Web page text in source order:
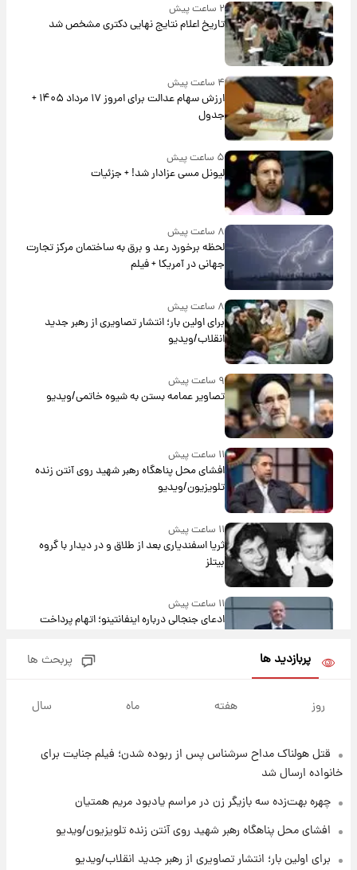
۲ ساعت پیش
تاریخ اعلام نتایج نهایی دکتری مشخص شد
۴ ساعت پیش
ارزش سهام عدالت برای امروز ۱۷ مرداد ۱۴۰۵ +
جدول
۵ ساعت پیش
لیونل مسی عزادار شد! + جزئیات
۸ ساعت پیش
لحظه برخورد رعد و برق به ساختمان مرکز تجارت
جهانی در آمریکا + فیلم
۸ ساعت پیش
برای اولین بار؛ انتشار تصاویری از رهبر جدید
انقلاب/ویدیو
۹ ساعت پیش
تصاویر عمامه بستن به شیوه خاتمی/ویدیو
۱۱ ساعت پیش
افشای محل پناهگاه‌ رهبر شهید روی آنتن زنده
تلویزیون/ویدیو
۱۱ ساعت پیش
ثریا اسفندیاری بعد از طلاق و در دیدار با گروه
بیتلز
۱۱ ساعت پیش
ادعای جنجالی درباره اینفانتینو؛ اتهام پرداخت
آلزایمر و زوال عقل افزایش می‌یابد؟
۱۲ ساعت پیش
۱۲ ساعت پیش
مرداد ۱۴۰۵ +جدول
پربازدید ها پربحث ها
روز هفته ماه سال
قتل هولناک مداح سرشناس پس از ربوده شدن؛ فیلم جنایت برای
خانواده ارسال شد
چهره بهت‌زده سه بازیگر زن در مراسم یادبود مریم همتیان
افشای محل پناهگاه‌ رهبر شهید روی آنتن زنده تلویزیون/ویدیو
برای اولین بار؛ انتشار تصاویری از رهبر جدید انقلاب/ویدیو